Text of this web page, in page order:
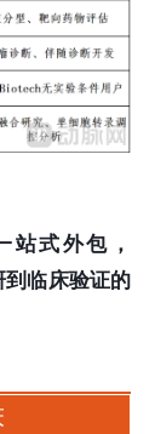
站式外包，
临床验证的